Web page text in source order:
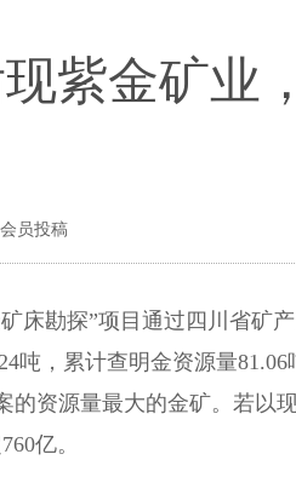
紫金矿业
员投稿
床勘探”项目通过四川省矿
吨，累计查明金资源量
的资源量最大的金矿。若以
亿。